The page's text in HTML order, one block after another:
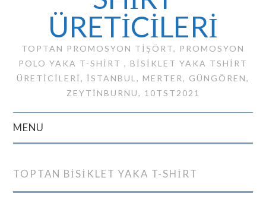
ÜRETICILERI
TOPTAN PROMOSYON TIŞÖRT, PROMOSYON
POLO YAKA T-SHIRT , BISIKLET YAKA TSHIRT
ÜRETICILERI, ISTANBUL, MERTER, GÜNGÖREN,
ZEYTINBURNU, 10TST2021
MENU
TOPTAN BISIKLET YAKA T-SHIRT